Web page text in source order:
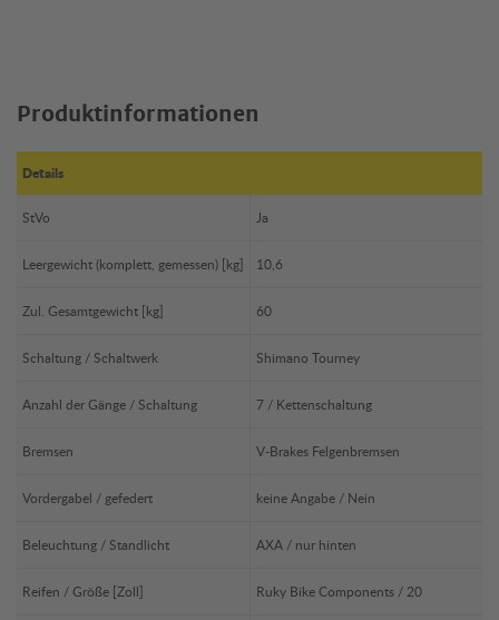
Produktinformationen
Details
StVo Ja
Leergewicht (komplett, gemessen) [kg] 10,6
Zul. Gesamtgewicht [kg] 60
Schaltung / Schaltwerk Shimano Tourney
Anzahl der Gänge / Schaltung 7 / Kettenschaltung
Bremsen V-Brakes Felgenbremsen
Vordergabel / gefedert keine Angabe / Nein
Beleuchtung / Standlicht AXA / nur hinten
Reifen / Größe [Zoll] Ruky Bike Components / 20